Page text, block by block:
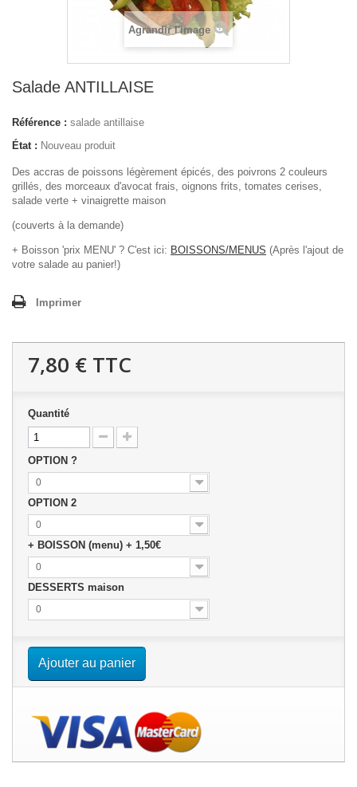
Agrandir l'image
Salade ANTILLAISE
Référence : salade antillaise
État : Nouveau produit
Des accras de poissons légèrement épicés, des poivrons 2 couleurs
grillés, des morceaux d'avocat frais, oignons frits, tomates cerises,
salade verte + vinaigrette maison
(couverts à la demande)
+ Boisson 'prix MENU' ? C'est ici: BOISSONS/MENUS (Après l'ajout de
votre salade au panier!)
Imprimer
7,80 € TTC
Quantité
OPTION ?
0
OPTION 2
0
+ BOISSON (menu) + 1,50€
0
DESSERTS maison
0
Ajouter au panier